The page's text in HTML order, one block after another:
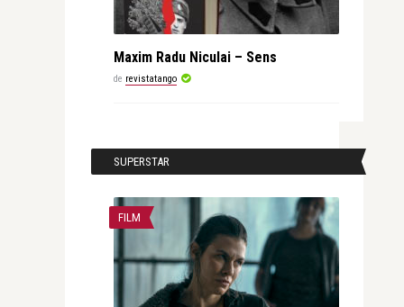
Maxim Radu Niculai – Sens
de revistatango
SUPERSTAR
FILM